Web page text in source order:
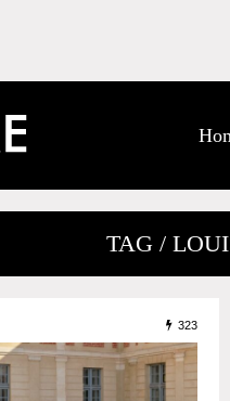
TAG /
323